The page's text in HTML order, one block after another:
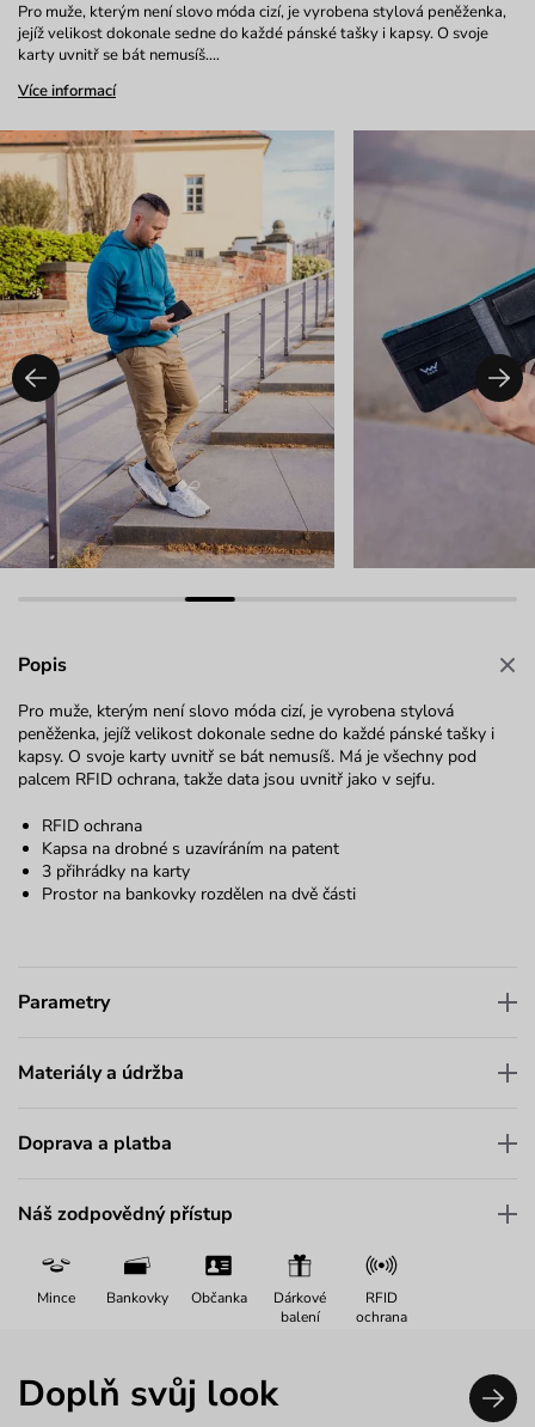
Pro muže, kterým není slovo móda cizí, je vyrobena stylová peněženka,
jejíž velikost dokonale sedne do každé pánské tašky i kapsy. O svoje
karty uvnitř se bát nemusíš.…
Více informací
Popis
Pro muže, kterým není slovo móda cizí, je vyrobena stylová
peněženka, jejíž velikost dokonale sedne do každé pánské tašky i
kapsy. O svoje karty uvnitř se bát nemusíš. Má je všechny pod
palcem RFID ochrana, takže data jsou uvnitř jako v sejfu.
RFID ochrana
Kapsa na drobné s uzavíráním na patent
3 přihrádky na karty
Prostor na bankovky rozdělen na dvě části
Parametry
Materiály a údržba
Doprava a platba
Náš zodpovědný přístup
Mince Bankovky Občanka
Dárkové
balení
RFID
ochrana
Doplň svůj look